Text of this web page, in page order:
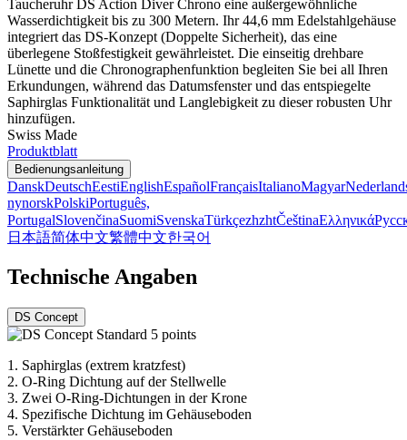
Taucheruhr DS Action Diver Chrono eine außergewöhnliche
Wasserdichtigkeit bis zu 300 Metern. Ihr 44,6 mm Edelstahlgehäuse
integriert das DS-Konzept (Doppelte Sicherheit), das eine
überlegene Stoßfestigkeit gewährleistet. Die einseitig drehbare
Lünette und die Chronographenfunktion begleiten Sie bei all Ihren
Erkundungen, während das Datumsfenster und das entspiegelte
Saphirglas Funktionalität und Langlebigkeit zu dieser robusten Uhr
hinzufügen.
Swiss Made
Produktblatt
Bedienungsanleitung
DanskDeutschEestiEnglishEspañolFrançaisItalianoMagyar
nynorskPolskiPortuguês,
PortugalSlovenčinaSuomiSvenskaTürkçezhzhtČeštinaΕλληνικά
日本語简体中文繁體中文한국어
Technische Angaben
DS Concept
1. Saphirglas (extrem kratzfest)
2. O-Ring Dichtung auf der Stellwelle
3. Zwei O-Ring-Dichtungen in der Krone
4. Spezifische Dichtung im Gehäuseboden
5. Verstärkter Gehäuseboden